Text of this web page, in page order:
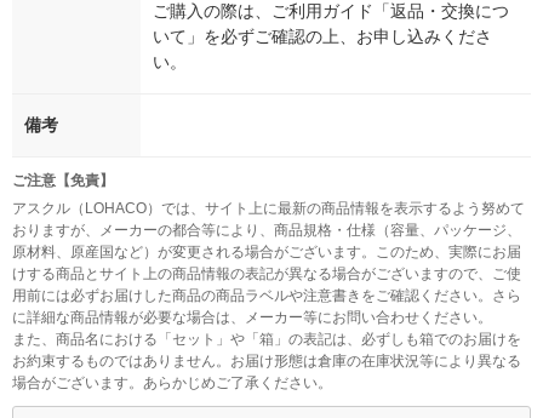
ご購入の際は、ご利用ガイド「返品・交換につ
いて」を必ずご確認の上、お申し込みくださ
い。
備考
ご注意【免責】
アスクル（LOHACO）では、サイト上に最新の商品情報を表示するよう努めて
おりますが、メーカーの都合等により、商品規格・仕様（容量、パッケージ、
原材料、原産国など）が変更される場合がございます。このため、実際にお届
けする商品とサイト上の商品情報の表記が異なる場合がございますので、ご使
用前には必ずお届けした商品の商品ラベルや注意書きをご確認ください。さら
に詳細な商品情報が必要な場合は、メーカー等にお問い合わせください。
また、商品名における「セット」や「箱」の表記は、必ずしも箱でのお届けを
お約束するものではありません。お届け形態は倉庫の在庫状況等により異なる
場合がございます。あらかじめご了承ください。